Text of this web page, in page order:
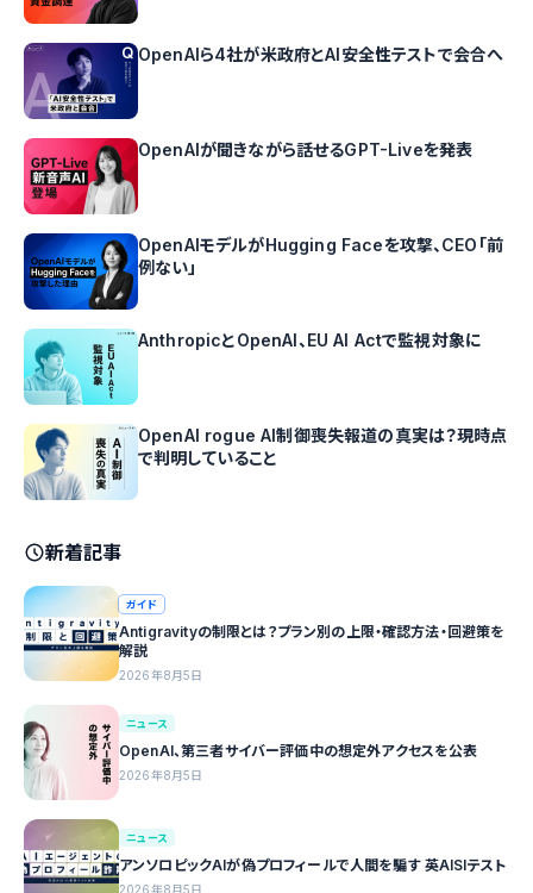
OpenAIら4社が米政府とAI安全性テストで会合へ
OpenAIが聞きながら話せるGPT-Liveを発表
OpenAIモデルがHugging Faceを攻撃、CEO「前
例ない」
AnthropicとOpenAI、EU AI Actで監視対象に
OpenAI rogue AI制御喪失報道の真実は？現時点
で判明していること
新着記事
ガイド
Antigravityの制限とは？プラン別の上限・確認方法・回避策を
解説
2026年8月5日
ニュース
OpenAI、第三者サイバー評価中の想定外アクセスを公表
2026年8月5日
ニュース
アンソロピックAIが偽プロフィールで人間を騙す 英AISIテスト
2026年8月5日